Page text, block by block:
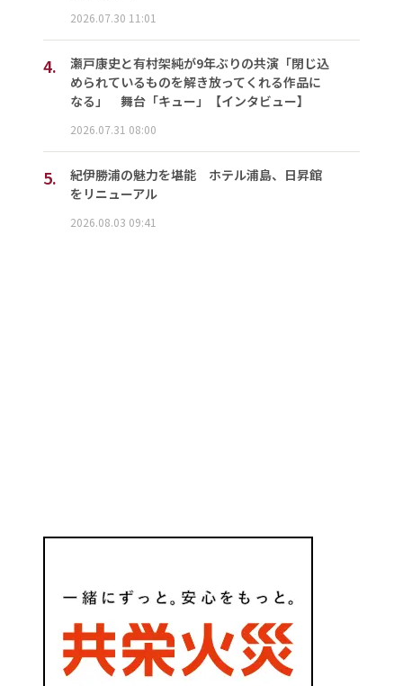
2026.07.30 11:01
4.
瀬戸康史と有村架純が9年ぶりの共演「閉じ込
められているものを解き放ってくれる作品に
なる」 舞台「キュー」【インタビュー】
2026.07.31 08:00
5.
紀伊勝浦の魅力を堪能 ホテル浦島、日昇館
をリニューアル
2026.08.03 09:41